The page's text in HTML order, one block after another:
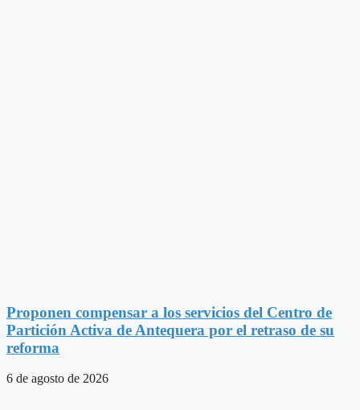
Proponen compensar a los servicios del Centro de
Partición Activa de Antequera por el retraso de su
reforma
6 de agosto de 2026